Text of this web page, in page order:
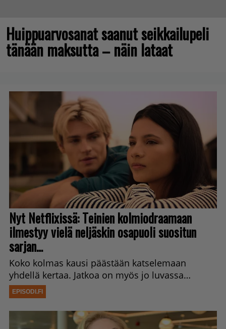
Huippuarvosanat saanut seikkailupeli
tänään maksutta – näin lataat